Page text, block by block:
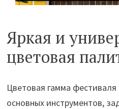
Яркая и
цветовая
Цветовая гамма
основных инструментов,